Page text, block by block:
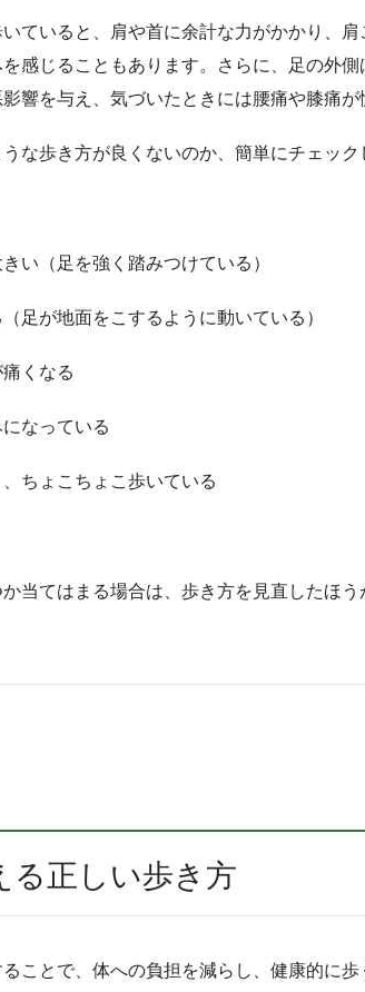
ていると、肩や首に余計な力がかかり、
感じることもあります。さらに、足の外
響を与え、気づいたときには腰痛や膝痛が
な歩き方が良くないのか、簡単にチェック
い（足を強く踏みつけている）
足が地面をこするように動いている）
くなる
なっている
ちょこちょこ歩いている
当てはまる場合は、歩き方を見直したほう
る正しい歩き方
ことで、体への負担を減らし、健康的に